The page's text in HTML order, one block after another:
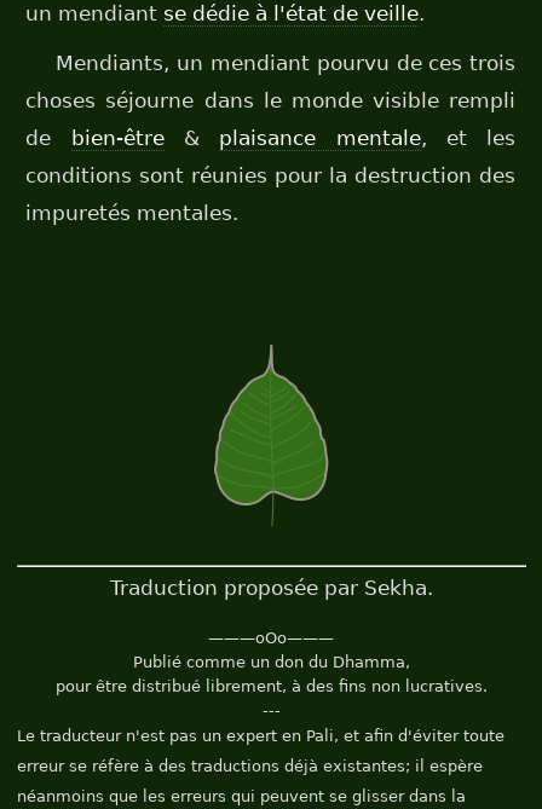
un mendiant se dédie à l'état de veille.
Mendiants, un mendiant pourvu de ces trois
choses séjourne dans le monde visible rempli
de
bien-être& plaisance mentale, et les
conditions sont réunies pour la destruction des
impuretés mentales.
Traduction proposée par Sekha.
———oOo———
Publié comme un don du Dhamma,
pour être distribué librement, à des fins non lucratives.
---
Le traducteur n'est pas un expert en Pali, et afin d'éviter toute
erreur se réfère à des traductions déjà existantes; il espère
néanmoins que les erreurs qui peuvent se glisser dans la